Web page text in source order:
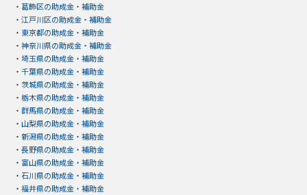
・ 葛飾区の助成金・補助金
・ 江戸川区の助成金・補助金
・ 東京都の助成金・補助金
・ 神奈川県の助成金・補助金
・ 埼玉県の助成金・補助金
・ 千葉県の助成金・補助金
・ 茨城県の助成金・補助金
・ 栃木県の助成金・補助金
・ 群馬県の助成金・補助金
・ 山梨県の助成金・補助金
・ 新潟県の助成金・補助金
・ 長野県の助成金・補助金
・ 富山県の助成金・補助金
・ 石川県の助成金・補助金
・ 福井県の助成金・補助金